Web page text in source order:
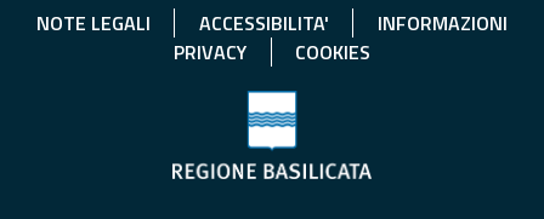
NOTE LEGALI ACCESSIBILITA'
INFORMAZIONI
PRIVACY
COOKIES